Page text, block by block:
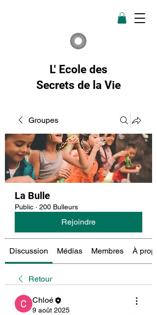
L' Ecole des
Secrets de la Vie
Groupes
La Bulle
Public · 200 Bulleurs
Rejoindre
Discussion Médias Membres À
Retour
Chloé
9 août 2025